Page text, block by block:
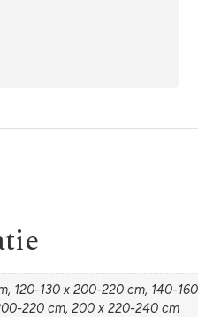
120-130 x 200-220 cm, 140-
220 cm, 200 x 220-240 cm